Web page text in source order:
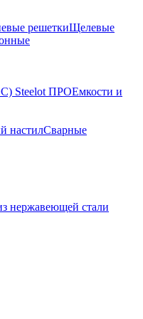
решеткиЩелевые
Steelot ПРОЕмкости и
настилСварные
нержавеющей стали